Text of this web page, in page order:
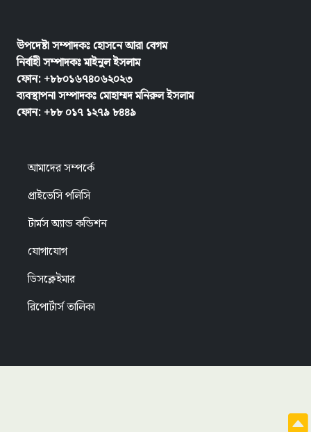
উপদেষ্টা সম্পাদকঃ হোসনে আরা বেগম
নির্বাহী সম্পাদকঃমাইনুল ইসলাম
ফোন: +৮৮০১৬৭৪০৬২০২৩
ব্যবস্থাপনা সম্পাদকঃ মোহাম্মদ মনিরুল ইসলাম
ফোন: +৮৮ ০১৭ ১২৭৯ ৮৪৪৯
আমাদের সম্পর্কে
প্রাইভেসি পলিসি
টার্মস অ্যান্ড কন্ডিশন
যোগাযোগ
ডিসক্লেইমার
রিপোর্টার্স তালিকা